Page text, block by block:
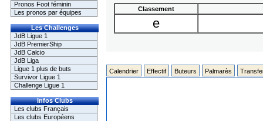
Pronos Foot féminin
Les pronos par équipes
Les Challenges
JdB Ligue 1
JdB PremierShip
JdB Calcio
JdB Liga
Ligue 1 plus de buts
Survivor Ligue 1
Challenge Ligue 1
Infos Clubs
Les clubs Français
Les clubs Européens
Classement
e
Calendrier Effectif Buteurs Palmarès